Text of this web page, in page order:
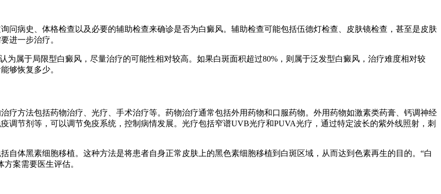
问病史、体格检查以及必要的辅助检查来确诊是否为白癜风。辅助检查可能包括伍德灯检查、皮肤镜检查，甚至是皮肤
进一步治疗。
为属于局限型白癜风，尽量治疗的可能性相对较高。如果白斑面积超过80%，则属于泛发型白癜风，治疗难度相对较
够恢复多少。
疗方法包括药物治疗、光疗、手术治疗等。药物治疗通常包括外用药物和口服药物。外用药物如激素类药膏、钙调神经
调节剂等，可以调节免疫系统，控制病情发展。光疗包括窄谱UVB光疗和PUVA光疗，通过特定波长的紫外线照射，刺
自体黑素细胞移植。这种方法是将患者自身正常皮肤上的黑色素细胞移植到白斑区域，从而达到色素再生的目的。“白
案需要医生评估。